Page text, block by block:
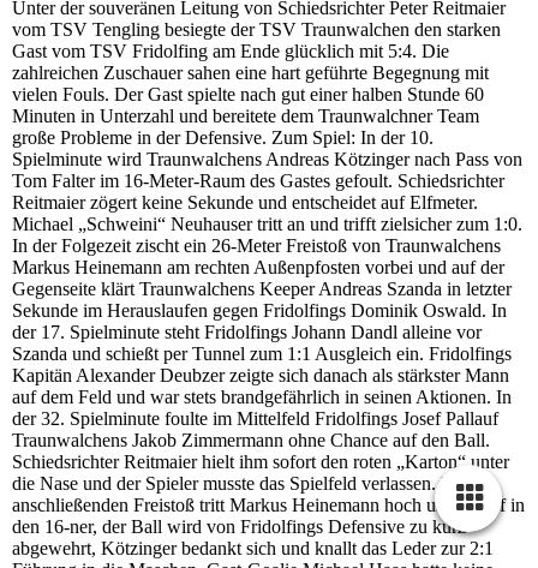
Unter der souveränen Leitung von Schiedsrichter Peter Reitmaier
vom TSV Tengling besiegte der TSV Traunwalchen den starken
Gast vom TSV Fridolfing am Ende glücklich mit 5:4. Die
zahlreichen Zuschauer sahen eine hart geführte Begegnung mit
vielen Fouls. Der Gast spielte nach gut einer halben Stunde 60
Minuten in Unterzahl und bereitete dem Traunwalchner Team
große Probleme in der Defensive. Zum Spiel: In der 10.
Spielminute wird Traunwalchens Andreas Kötzinger nach Pass von
Tom Falter im 16-Meter-Raum des Gastes gefoult. Schiedsrichter
Reitmaier zögert keine Sekunde und entscheidet auf Elfmeter.
Michael „Schweini“ Neuhauser tritt an und trifft zielsicher zum 1:0.
In der Folgezeit zischt ein 26-Meter Freistoß von Traunwalchens
Markus Heinemann am rechten Außenpfosten vorbei und auf der
Gegenseite klärt Traunwalchens Keeper Andreas Szanda in letzter
Sekunde im Herauslaufen gegen Fridolfings Dominik Oswald. In
der 17. Spielminute steht Fridolfings Johann Dandl alleine vor
Szanda und schießt per Tunnel zum 1:1 Ausgleich ein. Fridolfings
Kapitän Alexander Deubzer zeigte sich danach als stärkster Mann
auf dem Feld und war stets brandgefährlich in seinen Aktionen. In
der 32. Spielminute foulte im Mittelfeld Fridolfings Josef Pallauf
Traunwalchens Jakob Zimmermann ohne Chance auf den Ball.
Schiedsrichter Reitmaier hielt ihm sofort den roten „Karton“ unter
die Nase und der Spieler musste das Spielfeld verlassen. Den
anschließenden Freistoß tritt Markus Heinemann hoch und scharf in
den 16-ner, der Ball wird von Fridolfings Defensive zu kurz
abgewehrt, Kötzinger bedankt sich und knallt das Leder zur 2:1